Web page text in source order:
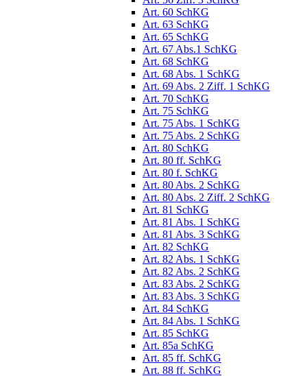
Art. 60 SchKG
Art. 63 SchKG
Art. 65 SchKG
Art. 67 Abs.1 SchKG
Art. 68 SchKG
Art. 68 Abs. 1 SchKG
Art. 69 Abs. 2 Ziff. 1 SchKG
Art. 70 SchKG
Art. 75 SchKG
Art. 75 Abs. 1 SchKG
Art. 75 Abs. 2 SchKG
Art. 80 SchKG
Art. 80 ff. SchKG
Art. 80 f. SchKG
Art. 80 Abs. 2 SchKG
Art. 80 Abs. 2 Ziff. 2 SchKG
Art. 81 SchKG
Art. 81 Abs. 1 SchKG
Art. 81 Abs. 3 SchKG
Art. 82 SchKG
Art. 82 Abs. 1 SchKG
Art. 82 Abs. 2 SchKG
Art. 83 Abs. 2 SchKG
Art. 83 Abs. 3 SchKG
Art. 84 SchKG
Art. 84 Abs. 1 SchKG
Art. 85 SchKG
Art. 85a SchKG
Art. 85 ff. SchKG
Art. 88 ff. SchKG